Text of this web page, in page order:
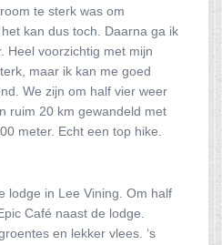
te sterk was om
kan dus toch. Daarna ga ik
Heel voorzichtig met mijn
maar ik kan me goed
We zijn om half vier weer
ruim 20 km gewandeld met
meter. Echt een top hike.
lodge in Lee Vining. Om half
Café naast de lodge.
en lekker vlees. ‘s